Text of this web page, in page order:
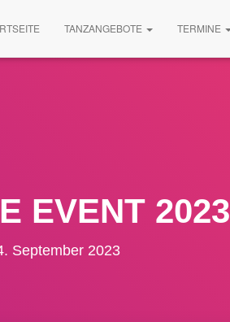
TANZANGEBOTE TERMINE
EVENT 2023
September 2023